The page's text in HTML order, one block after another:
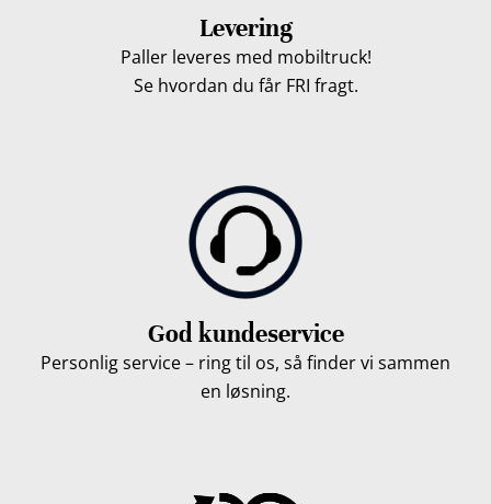
Levering
Paller leveres med mobiltruck!
Se hvordan du får FRI fragt.
God kundeservice
Personlig service – ring til os, så finder vi sammen
en løsning.